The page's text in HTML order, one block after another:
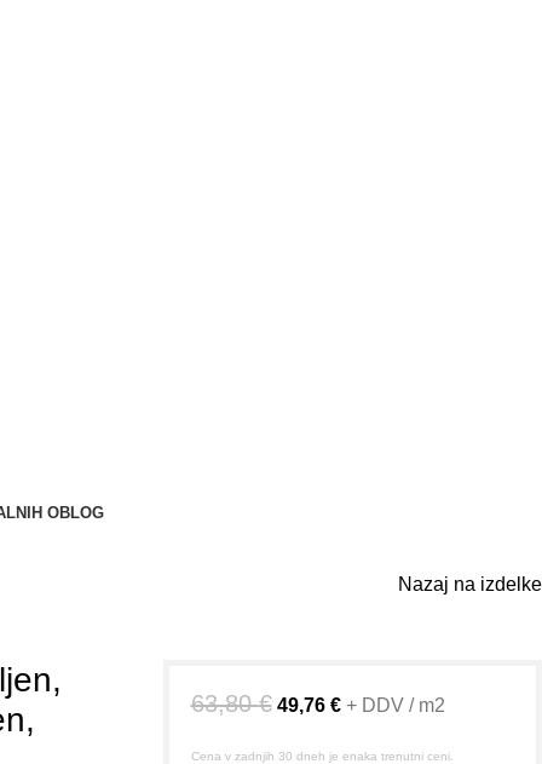
OBLOG
Nazaj na izdelke
63,80€ 49,76 € + DDV / m2
Cena v zadnjih 30 dneh je enaka trenutni ceni.